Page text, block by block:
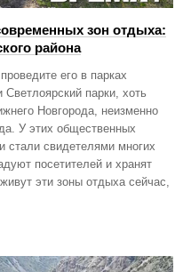
зон отдыха:
района
его в парках
парки, хоть
Новгорода, неизменно
У этих общественных
стали свидетелями многих
посетителей и хранят
эти зоны отдыха сейчас,